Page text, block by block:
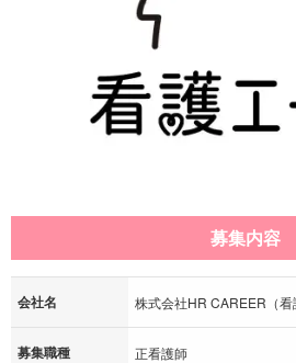
募集内容
会社名 株式会社HR CAREER（看
募集職種 正看護師